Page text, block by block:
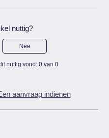
nuttig?
Nee
nuttig vond: 0 van 0
aanvraag indienen